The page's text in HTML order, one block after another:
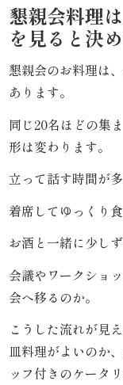
和
食》
シ
リ
ー
ズ
す
け
《揚
懇親会料理
を見ると決
懇親会のお料理は
あります。
同じ20名ほどの集
形は変わります。
立って話す時間が多
着席してゆっくり食
お酒と一緒に少し
会議やワークショ
会へ移るのか。
こうした流れが見
皿料理がよいのか
ッフ付きのケータ